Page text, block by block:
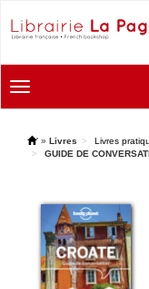
Toggle
navigation
' » Livres Livres
GUIDE DE